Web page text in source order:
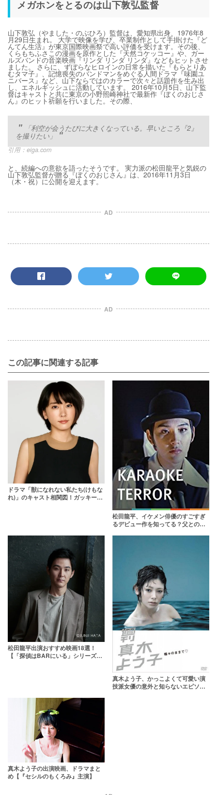
メガホンをとるのは山下敦弘監督
山下敦弘（やました・のぶひろ）監督は、愛知県出身、1976年8
月29日生まれ。 大学で映像を学び、卒業制作として手掛けた『ど
んてん生活』が東京国際映画祭で高い評価を受けます。その後、
くらもちふさこの漫画を原作とした『天然コケッコー』や、ガー
ルズバンドの音楽映画『リンダ リンダ リンダ』などもヒットさせ
ました。 さらに、ずぼらなヒロインの日常を描いた『もらとりあ
むタマ子』、記憶喪失のバンドマンをめぐる人間ドラマ『味園ユ
ニバース』など、山下ならではのカラーで次々と話題作を生み出
し、エネルギッシュに活動しています。 2016年10月5日、山下監
督はキャストと共に東京の小野照崎神社で最新作『ぼくのおじさ
ん』のヒット祈願を行いました。その際、
「利空が会うたびに大きくなっている。早いところ『2』
を撮りたい」
引用：eiga.com
と、続編への意欲を語ったそうです。 実力派の松田龍平と気鋭の
山下敦弘監督が贈る『ぼくのおじさん』は、2016年11月3日
（木・祝）に公開を迎えます。
AD
AD
この記事に関連する記事
ドラマ「獣になれない私たち(けもな
れ)」のキャスト相関図！ガッキーと
松田龍平、イケメン俳優のすごすぎ
るデビュー作を知ってる？父との関
松田龍平出演おすすめ映画18選！
【「探偵はBARにいる」シリーズ、
真木よう子、かっこよくて可愛い演
技派女優の意外と知らないエピソー
真木よう子の出演映画、ドラマまと
め【『セシルのもくろみ』主演】